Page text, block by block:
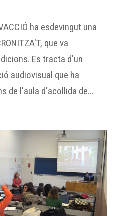
ha esdevingut una
que va
Es tracta d'un
audiovisual que ha
de l'aula d'acollida de...